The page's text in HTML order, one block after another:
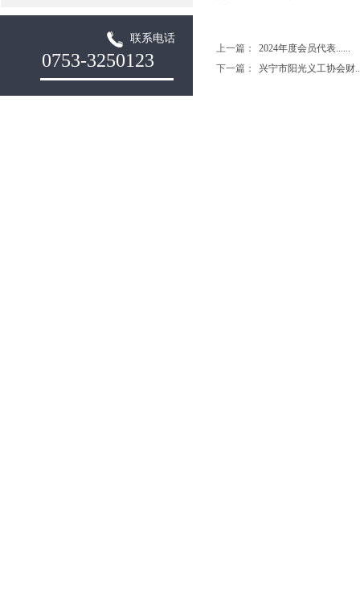
上一篇：
2024年度会员代表......
下一篇：
兴宁市阳光义工协会财
联系电话
0753-3250123